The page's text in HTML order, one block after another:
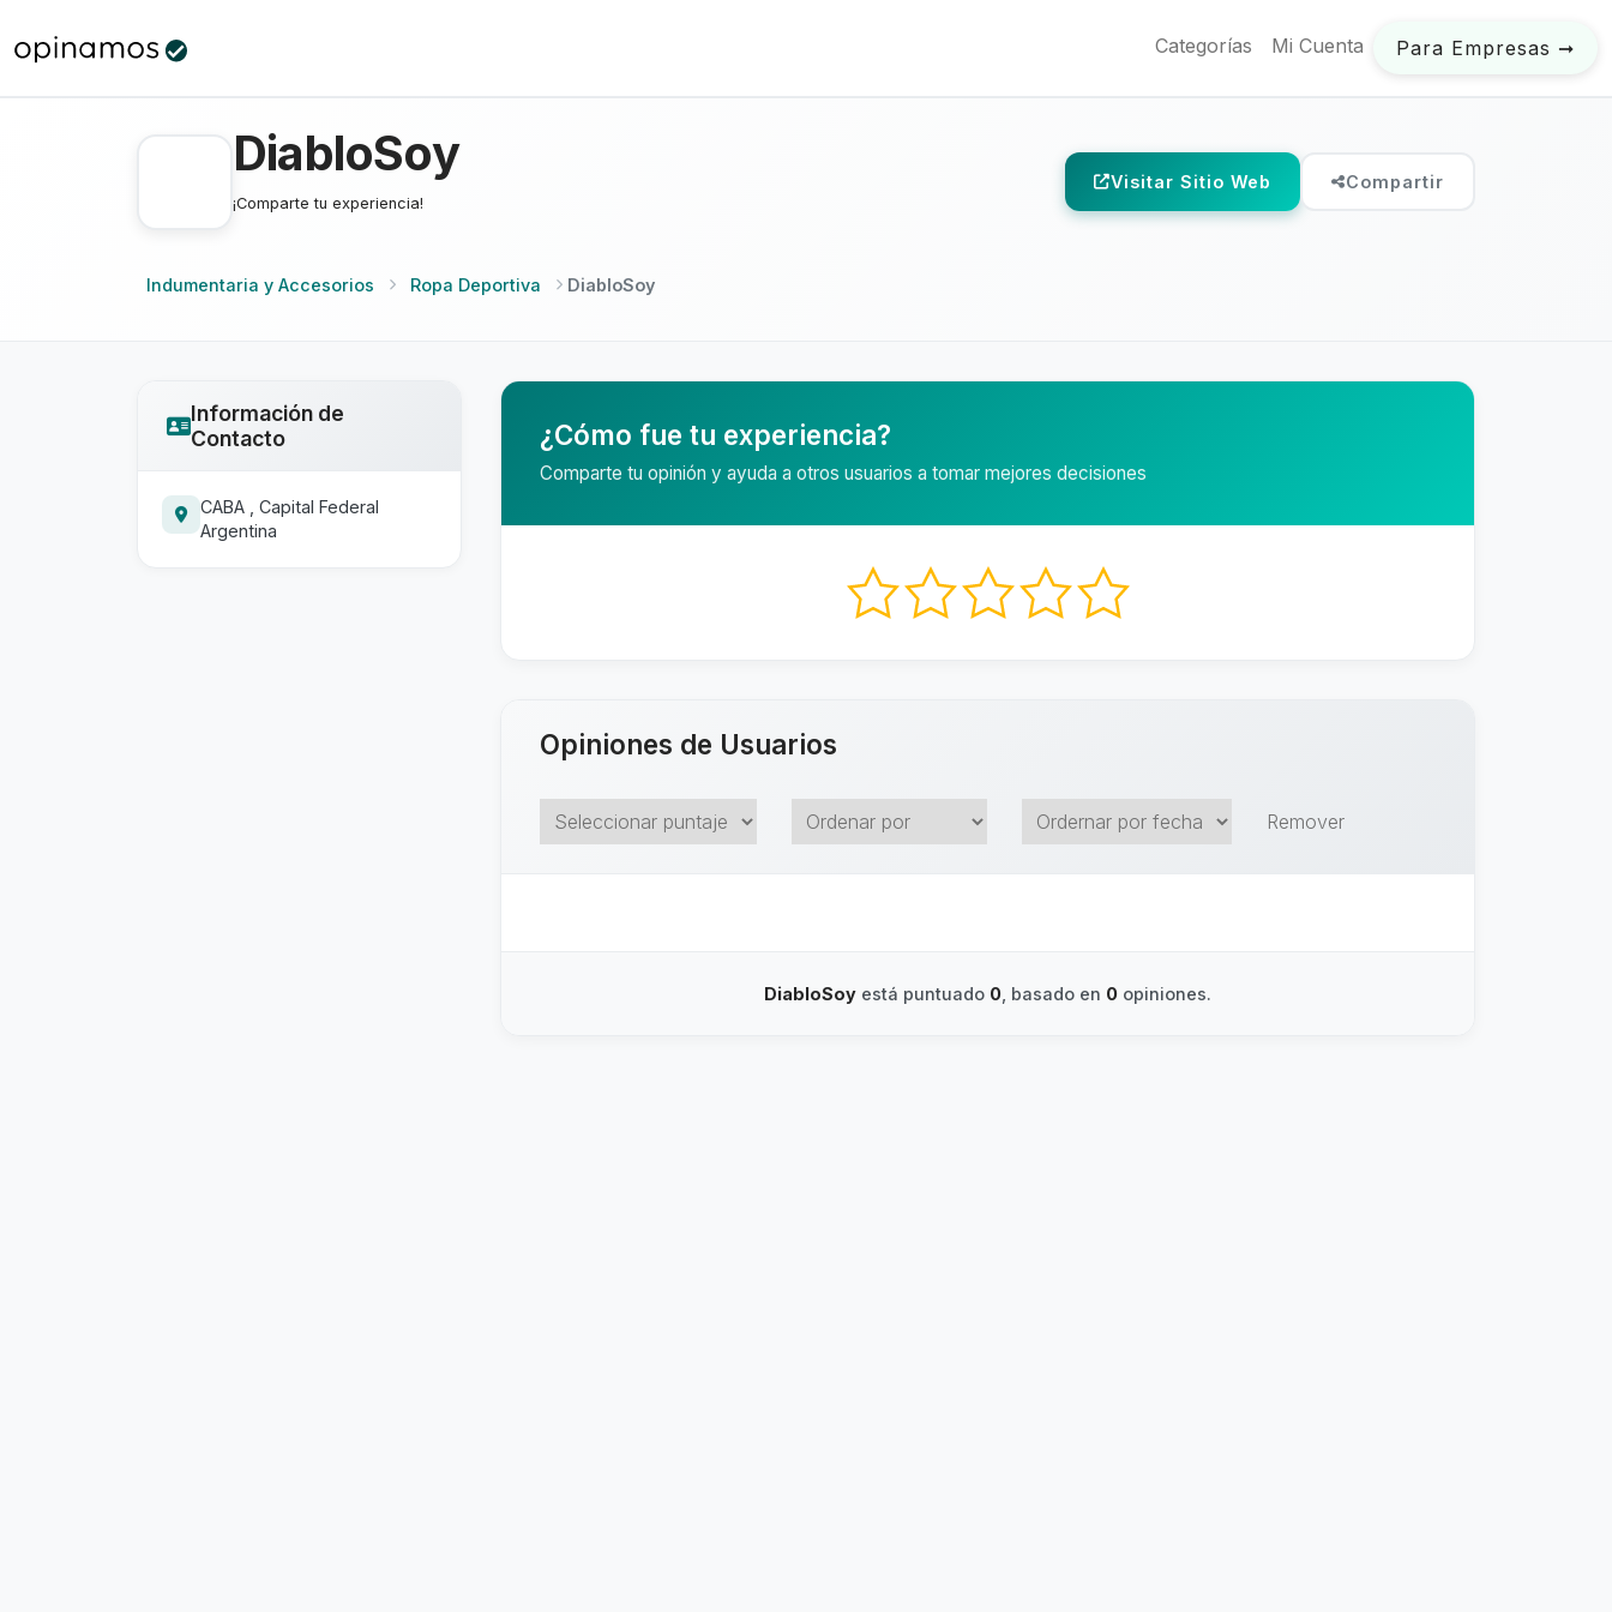
Categorías Mi Cuenta Para Empresas ➞
DiabloSoy
¡Comparte tu experiencia!
Visitar Sitio Web Compartir
Indumentaria y Accesorios Ropa Deportiva DiabloSoy
Información de
Contacto
CABA , Capital Federal
Argentina
¿Cómo fue tu experiencia?
Comparte tu opinión y ayuda a otros usuarios a tomar mejores decisiones
Opiniones de Usuarios
Remover
DiabloSoy está puntuado 0 , basado en 0 opiniones.